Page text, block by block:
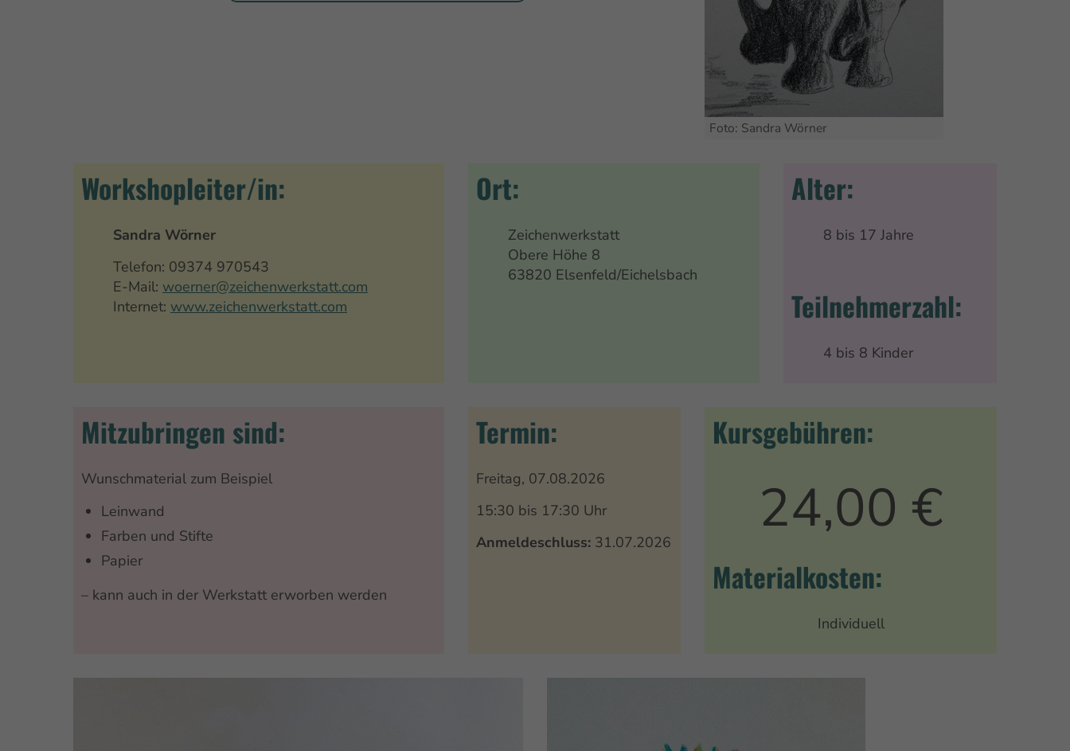
Foto: Sandra Wörner
Workshopleiter/in:
Sandra Wörner
Telefon: 09374 970543
E-Mail: woerner@zeichenwerkstatt.com
Internet: www.zeichenwerkstatt.com
Ort:
Zeichenwerkstatt
Obere Höhe 8
63820 Elsenfeld/Eichelsbach
Alter:
8 bis 17 Jahre
Teilnehmerzahl:
4 bis 8 Kinder
Mitzubringen sind:
Wunschmaterial zum Beispiel
Leinwand
Farben und Stifte
Papier
– kann auch in der Werkstatt erworben werden
Termin:
Freitag, 07.08.2026
15:30 bis 17:30 Uhr
Anmeldeschluss:31.07.2026
Kursgebühren:
24,00 €
Materialkosten:
Individuell